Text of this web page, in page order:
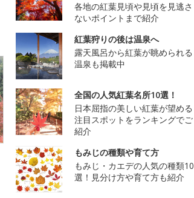
各地の紅葉見頃や見頃を見逃さ
ないポイントまで紹介
紅葉狩りの後は温泉へ
露天風呂から紅葉が眺められる
温泉も掲載中
全国の人気紅葉名所10選！
日本屈指の美しい紅葉が望める
注目スポットをランキングでご
紹介
もみじの種類や育て方
もみじ・カエデの人気の種類10
選！見分け方や育て方も紹介